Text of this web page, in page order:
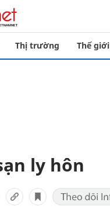
Thị trường Thế giới
ly hôn